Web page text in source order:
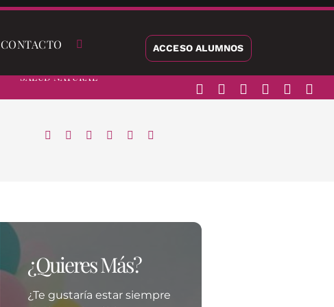
CONTACTO ACCESO ALUMNOS
Salud Natural
¿Quieres Más?
¿Te gustaría estar siempre